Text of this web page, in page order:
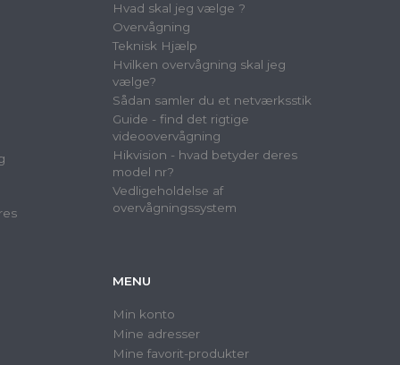
Hvad skal jeg vælge ?
Overvågning
Teknisk Hjælp
Hvilken overvågning skal jeg
vælge?
Sådan samler du et netværksstik
Guide - find det rigtige
videoovervågning
Hikvision - hvad betyder deres
model nr?
Vedligeholdelse af
overvågningssystem
MENU
Min konto
Mine adresser
Mine favorit-produkter